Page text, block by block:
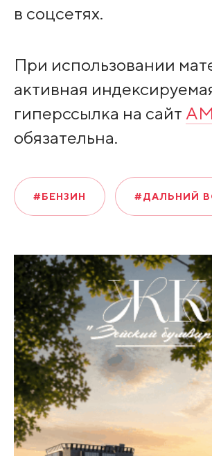
в соцсетях.
При использовании
активная
гиперссылка на сайт
обязательна.
#БЕНЗИН #ДАЛЬНИЙ